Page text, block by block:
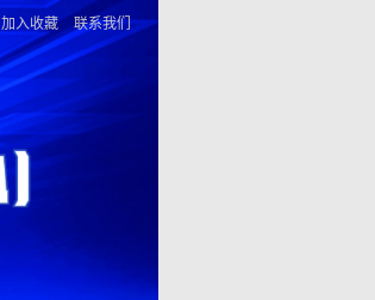
加入收藏 联系我们